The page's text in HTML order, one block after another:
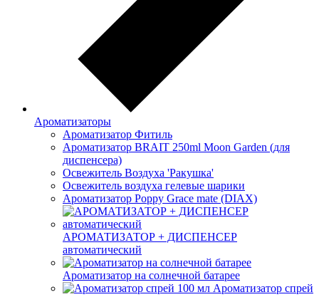
Ароматизаторы
Ароматизатор Фитиль
Ароматизатор BRAIT 250ml Moon Garden (для
диспенсера)
Освежитель Воздуха 'Ракушка'
Освежитель воздуха гелевые шарики
Ароматизатор Poppy Grace mate (DIAX)
АРОМАТИЗАТОР + ДИСПЕНСЕР
автоматический
Ароматизатор на солнечной батарее
Ароматизатор спрей